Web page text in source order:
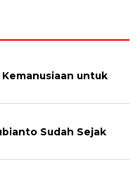
untuk
Sudah Sejak